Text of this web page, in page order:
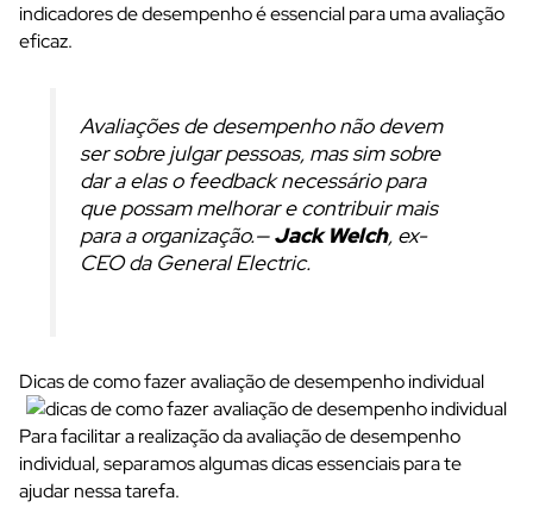
indicadores de desempenhoé essencial para uma avaliação
eficaz.
Avaliações de desempenho não devem
ser sobre julgar pessoas, mas sim sobre
dar a elas o feedbacknecessário para
que possam melhorar e contribuir mais
para a organização.—Jack Welch, ex-
CEO da General Electric.
Dicas de como fazer avaliação de desempenho individual
Para facilitar a realização da avaliação de desempenho
individual, separamos algumas dicas essenciais para te
ajudar nessa tarefa.